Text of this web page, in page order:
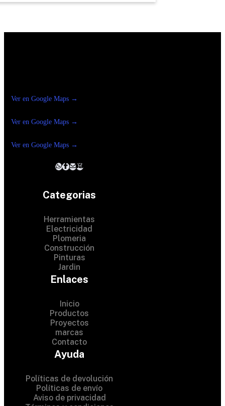
Ver en Google Maps →
Ver en Google Maps →
Ver en Google Maps →
Categorias
Herramientas
Electricidad
Plomeria
Construcción
Pinturas
Jardin
Enlaces
Inicio
Productos
Proyectos
marcas
Contacto
Ayuda
Políticas de devolución
Políticas de envío
Aviso de privacidad